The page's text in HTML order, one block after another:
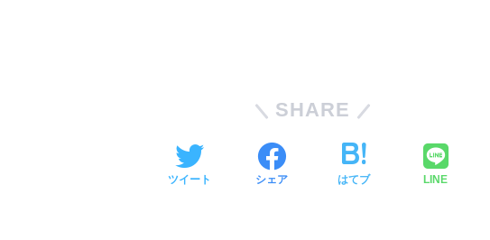
SHARE
ツイート シェア はてブ LINE